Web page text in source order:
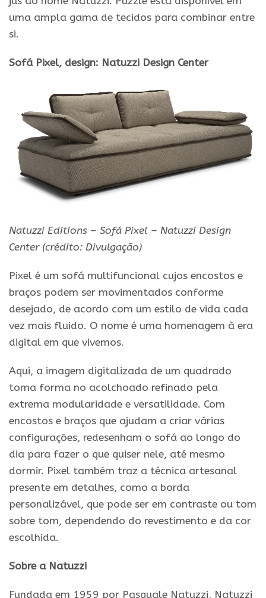
uma ampla gama de tecidos para combinar entre
si.
Sofá Pixel, design: Natuzzi Design Center
Natuzzi Editions – Sofá Pixel – Natuzzi Design
Center (crédito: Divulgação)
Pixel é um sofá multifuncional cujos encostos e
braços podem ser movimentados conforme
desejado, de acordo com um estilo de vida cada
vez mais fluido. O nome é uma homenagem à era
digital em que vivemos.
Aqui, a imagem digitalizada de um quadrado
toma forma no acolchoado refinado pela
extrema modularidade e versatilidade. Com
encostos e braços que ajudam a criar várias
configurações, redesenham o sofá ao longo do
dia para fazer o que quiser nele, até mesmo
dormir. Pixel também traz a técnica artesanal
presente em detalhes, como a borda
personalizável, que pode ser em contraste ou tom
sobre tom, dependendo do revestimento e da cor
escolhida.
Sobre a Natuzzi
Fundada em 1959 por Pasquale Natuzzi, Natuzzi